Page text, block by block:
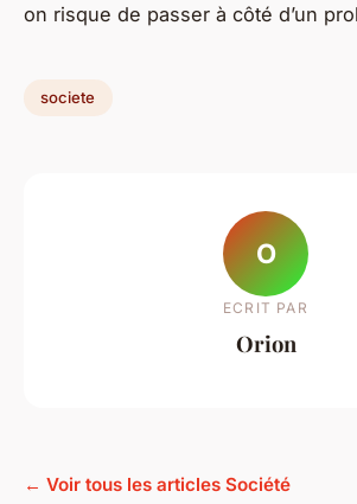
on risque de passer à côté d’un
societe
O
ECRIT PAR
Orion
← Voir tous les articles Société